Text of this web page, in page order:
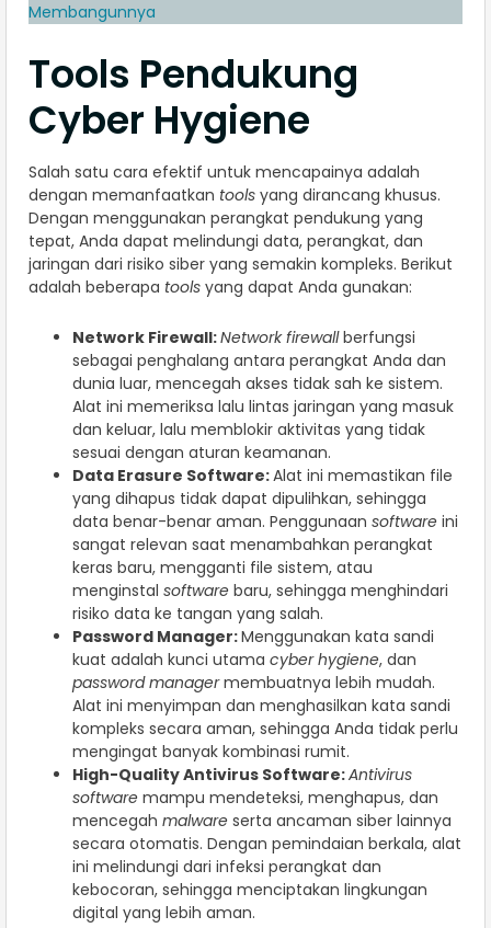
Membangunnya
Tools Pendukung
Cyber Hygiene
Salah satu cara efektif untuk mencapainya adalah
dengan memanfaatkan tools yang dirancang khusus.
Dengan menggunakan perangkat pendukung yang
tepat, Anda dapat melindungi data, perangkat, dan
jaringan dari risiko siber yang semakin kompleks. Berikut
adalah beberapa tools yang dapat Anda gunakan:
Network Firewall:Network firewallberfungsi
sebagai penghalang antara perangkat Anda dan
dunia luar, mencegah akses tidak sah ke sistem.
Alat ini memeriksa lalu lintas jaringan yang masuk
dan keluar, lalu memblokir aktivitas yang tidak
sesuai dengan aturan keamanan.
Data Erasure Software:Alat ini memastikan file
yang dihapus tidak dapat dipulihkan, sehingga
data benar-benar aman. Penggunaan software ini
sangat relevan saat menambahkan perangkat
keras baru, mengganti file sistem, atau
menginstal software baru, sehingga menghindari
risiko data ke tangan yang salah.
Password Manager:Menggunakan kata sandi
kuat adalah kunci utama cyber hygiene, dan
password managermembuatnya lebih mudah.
Alat ini menyimpan dan menghasilkan kata sandi
kompleks secara aman, sehingga Anda tidak perlu
mengingat banyak kombinasi rumit.
High-Quality Antivirus Software:Antivirus
software mampu mendeteksi, menghapus, dan
mencegah malware serta ancaman siber lainnya
secara otomatis. Dengan pemindaian berkala, alat
ini melindungi dari infeksi perangkat dan
kebocoran, sehingga menciptakan lingkungan
digital yang lebih aman.